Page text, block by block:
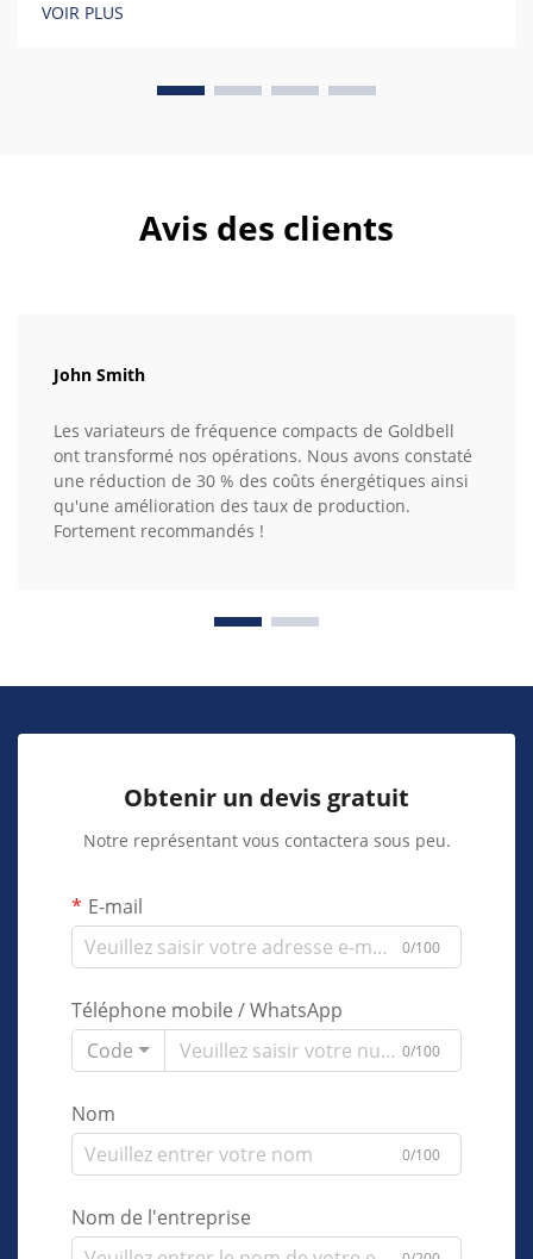
VOIR PLUS
Avis des clients
John Smith
Les variateurs de fréquence compacts de Goldbell
ont transformé nos opérations. Nous avons constaté
une réduction de 30 % des coûts énergétiques ainsi
qu'une amélioration des taux de production.
Fortement recommandés !
Obtenir un devis gratuit
Notre représentant vous contactera sous peu.
E-mail
0/100
Téléphone mobile / WhatsApp
Code
0/100
Nom
0/100
Nom de l'entreprise